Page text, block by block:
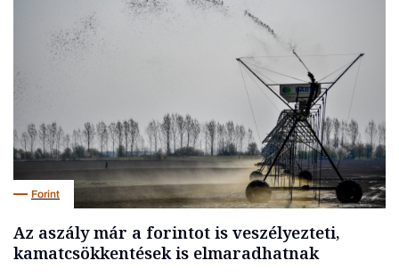
Forint
Az aszály már a forintot is veszélyezteti,
kamatcsökkentések is elmaradhatnak